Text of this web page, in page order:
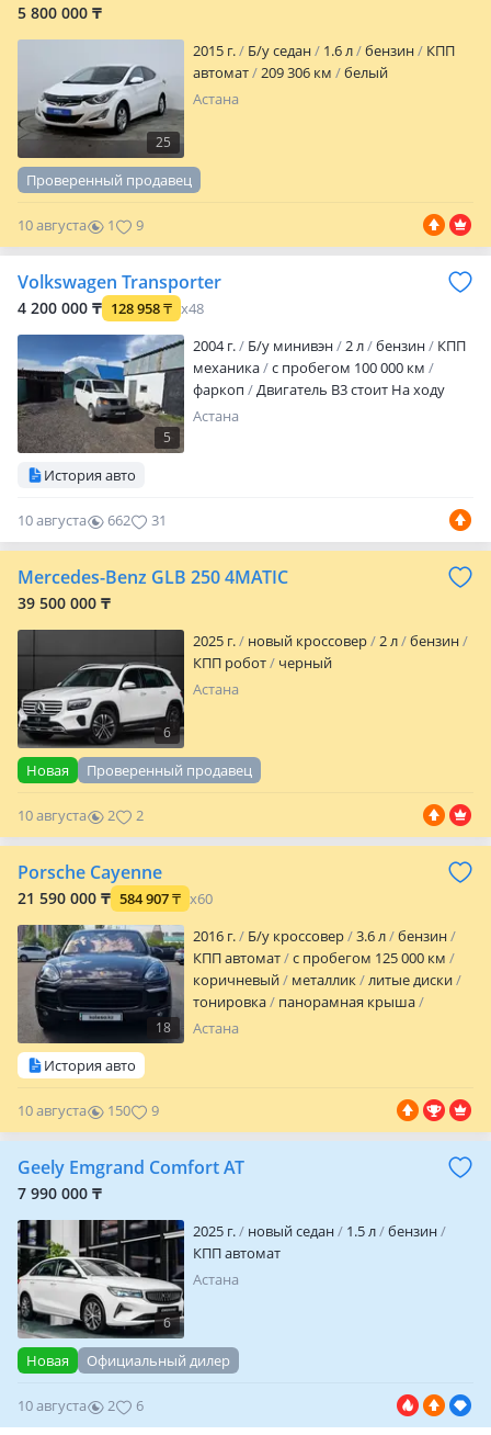
5 800 000 ₸
25
2015 г. Б/у седан 1.6 л бензин
КПП
автомат
209 306 км
белый
Астана
Проверенный продавец
10 августа 1 9
Volkswagen Transporter
4 200 000 ₸ 128 958₸ x48
5
2004 г. Б/у минивэн 2 л бензин
КПП
механика
с пробегом 100 000 км
фаркоп
Двигатель В3 стоит На ходу
Астана
История авто
10 августа 662 31
Mercedes-Benz GLB 250 4MATIC
39 500 000 ₸
6
2025 г. новый кроссовер 2 л
бензин
КПП робот
черный
Астана
Новая Проверенный продавец
10 августа 2 2
Porsche Cayenne
21 590 000 ₸ 584 907₸ x60
18
2016 г. Б/у кроссовер 3.6 л
бензин
КПП автомат
с пробегом 125 000 км
коричневый
металлик
литые диски
тонировка
панорамная крыша
биксенон
спортивный
режим сигнализация иммобилайзер
полный электропакет
климат-контроль
Астана
История авто
10 августа 150 9
Geely Emgrand Comfort AT
7 990 000 ₸
6
2025 г. новый седан 1.5 л
бензин
КПП автомат
Астана
Новая Официальный дилер
10 августа 2 6